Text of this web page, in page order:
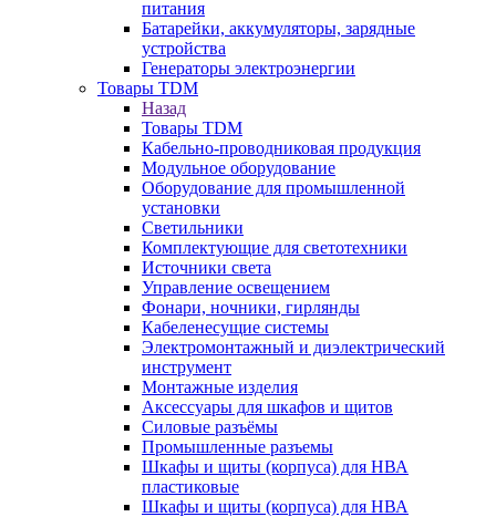
питания
Батарейки, аккумуляторы, зарядные
устройства
Генераторы электроэнергии
Товары TDM
Назад
Товары TDM
Кабельно-проводниковая продукция
Модульное оборудование
Оборудование для промышленной
установки
Светильники
Комплектующие для светотехники
Источники света
Управление освещением
Фонари, ночники, гирлянды
Кабеленесущие системы
Электромонтажный и диэлектрический
инструмент
Монтажные изделия
Аксессуары для шкафов и щитов
Силовые разъёмы
Промышленные разъемы
Шкафы и щиты (корпуса) для НВА
пластиковые
Шкафы и щиты (корпуса) для НВА